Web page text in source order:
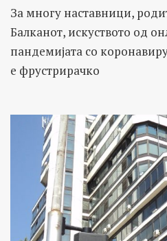
За многу наставници,
Балканот, искуството од
пандемијата со
е фрустрирачко